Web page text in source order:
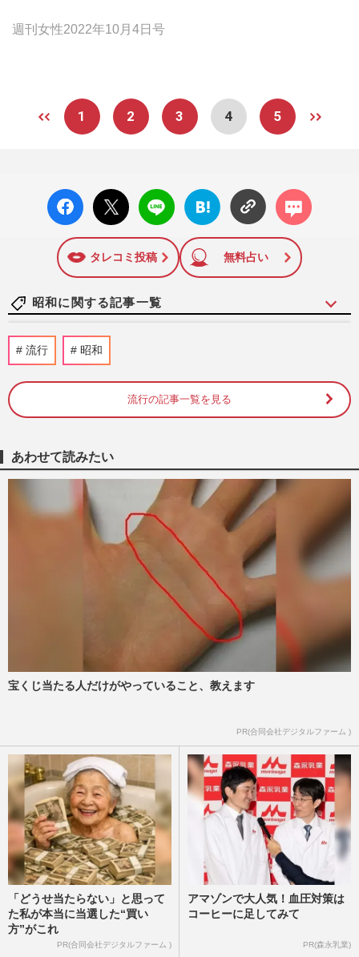
週刊女性2022年10月4日号
1 2 3 4 5
facebo
ok い
X ポス
ト
LINE
はてな
ブック
に追加
コメン
ト
タレコミ投稿 無料占い
昭和に関する記事一覧
週刊女性2026年8月11日号 2026/8/2
の裏で「ハリウッドかレコ大か」の葛藤…
子どもがシーツでマネした…
週刊女性2026年7月28日・8月4日号
【昭和芸能スキャンダル】長嶋茂雄さん、
幻となった司葉子との婚約報道 日本中が
仰天した「世紀の大誤報」
週刊女性2026年6月30日号
【昭和芸能スキャンダル】高部知子「ニャ
ンニャン事件」1枚の“写真”が狂わせた大
ブレイク女優の壮絶人生
週刊女性2026年6月9日・16日号
《昭和生まれが「イラっとする」略語》バ
の“謎言葉”に大混乱
週刊女性2026年6月9日・16日号 2026/6/6
流行 昭和
流行の記事一覧を見る
あわせて読みたい
宝くじ当たる人だけがやっていること、教えます
PR(合同会社デジタルファーム )
「どうせ当たらない」と思って
た私が本当に当選した“買い
方”がこれ
PR(合同会社デジタルファーム )
アマゾンで大人気！血圧対策は
コーヒーに足してみて
PR(森永乳業)